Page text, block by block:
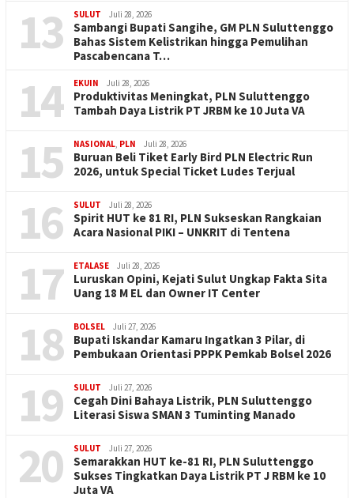
13 SULUT Juli 28, 2026
Sambangi Bupati Sangihe, GM PLN Suluttenggo
Bahas Sistem Kelistrikan hingga Pemulihan
Pascabencana T…
14 EKUIN Juli 28, 2026
Produktivitas Meningkat, PLN Suluttenggo
Tambah Daya Listrik PT JRBM ke 10 Juta VA
15 NASIONAL PLN Juli 28, 2026
Buruan Beli Tiket Early Bird PLN Electric Run
2026, untuk Special Ticket Ludes Terjual
16 SULUT Juli 28, 2026
Spirit HUT ke 81 RI, PLN Sukseskan Rangkaian
Acara Nasional PIKI – UNKRIT di Tentena
17 ETALASE Juli 28, 2026
Luruskan Opini, Kejati Sulut Ungkap Fakta Sita
Uang 18 M EL dan Owner IT Center
18 BOLSEL Juli 27, 2026
Bupati Iskandar Kamaru Ingatkan 3 Pilar, di
Pembukaan Orientasi PPPK Pemkab Bolsel 2026
19 SULUT Juli 27, 2026
Cegah Dini Bahaya Listrik, PLN Suluttenggo
Literasi Siswa SMAN 3 Tuminting Manado
20 SULUT Juli 27, 2026
Semarakkan HUT ke-81 RI, PLN Suluttenggo
Sukses Tingkatkan Daya Listrik PT J RBM ke 10
Juta VA